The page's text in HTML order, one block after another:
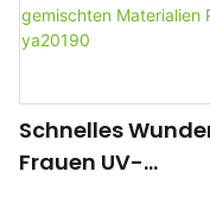
Schnelles
Frauen UV-